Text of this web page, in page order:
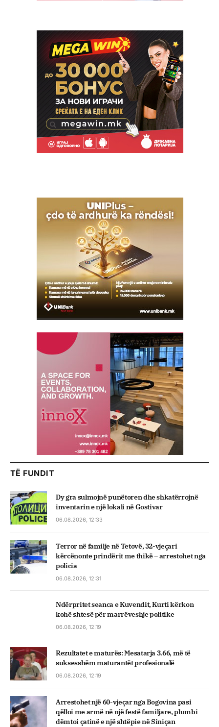
TË FUNDIT
Dy gra sulmojnë punëtoren dhe shkatërrojnë
inventarin e një lokali në Gostivar
06.08.2026, 12:33
Terror në familje në Tetovë, 32-vjeçari
kërcënonte prindërit me thikë – arrestohet nga
policia
06.08.2026, 12:31
Ndërpritet seanca e Kuvendit, Kurti kërkon
kohë shtesë për marrëveshje politike
06.08.2026, 12:19
Rezultatet e maturës: Mesatarja 3.66, më të
suksesshëm maturantët profesionalë
06.08.2026, 12:19
Arrestohet një 60-vjeçar nga Bogovina pasi
qëlloi me armë në një festë familjare, plumbi
dëmtoi çatinë e një shtëpie në Siniçan